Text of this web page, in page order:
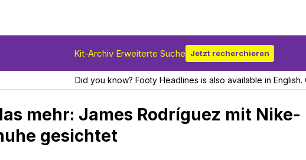
Kit-Archiv Erweiterte Suche Jetzt recherchieren
Did you know? Footy Headlines is also available in
mehr: James Rodríguez mit Nike-
gesichtet